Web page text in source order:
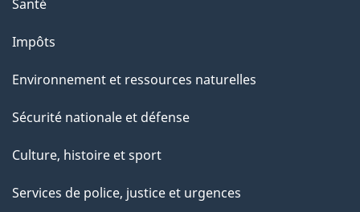
s
u
c
e
t
e
Santé
Impôts
Environnement et ressources naturelles
Sécurité nationale et défense
Culture, histoire et sport
Services de police, justice et urgences